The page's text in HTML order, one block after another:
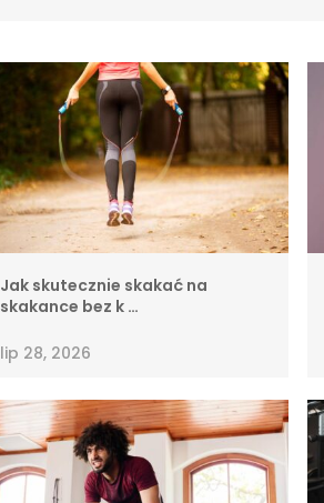
Jak skutecznie skakać na
skakance bez k …
lip 28, 2026